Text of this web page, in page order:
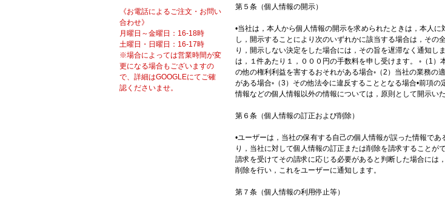
第５条（個人情報の開示）
•当社は，本人から個人情報の開示を求められたときは，本人
し，開示することにより次のいずれかに該当する場合は，その
り，開示しない決定をした場合には，その旨を遅滞なく通知し
は，１件あたり１，０００円の手数料を申し受けます。 ◦（1）
の他の権利利益を害するおそれがある場合◦（2）当社の業務の
がある場合◦（3）その他法令に違反することとなる場合•前項
情報などの個人情報以外の情報については，原則として開示いた
第６条（個人情報の訂正および削除）
•ユーザーは，当社の保有する自己の個人情報が誤った情報で
り，当社に対して個人情報の訂正または削除を請求することが
請求を受けてその請求に応じる必要があると判断した場合には
削除を行い，これをユーザーに通知します。
第７条（個人情報の利用停止等）
《お電話によるご注文・お問い
合わせ》
月曜日～金曜日：16-18時
土曜日・日曜日：16-17時
※場合によっては営業時間が変
更になる場合もございますの
で、詳細はGOOGLEにてご確
認くださいませ。